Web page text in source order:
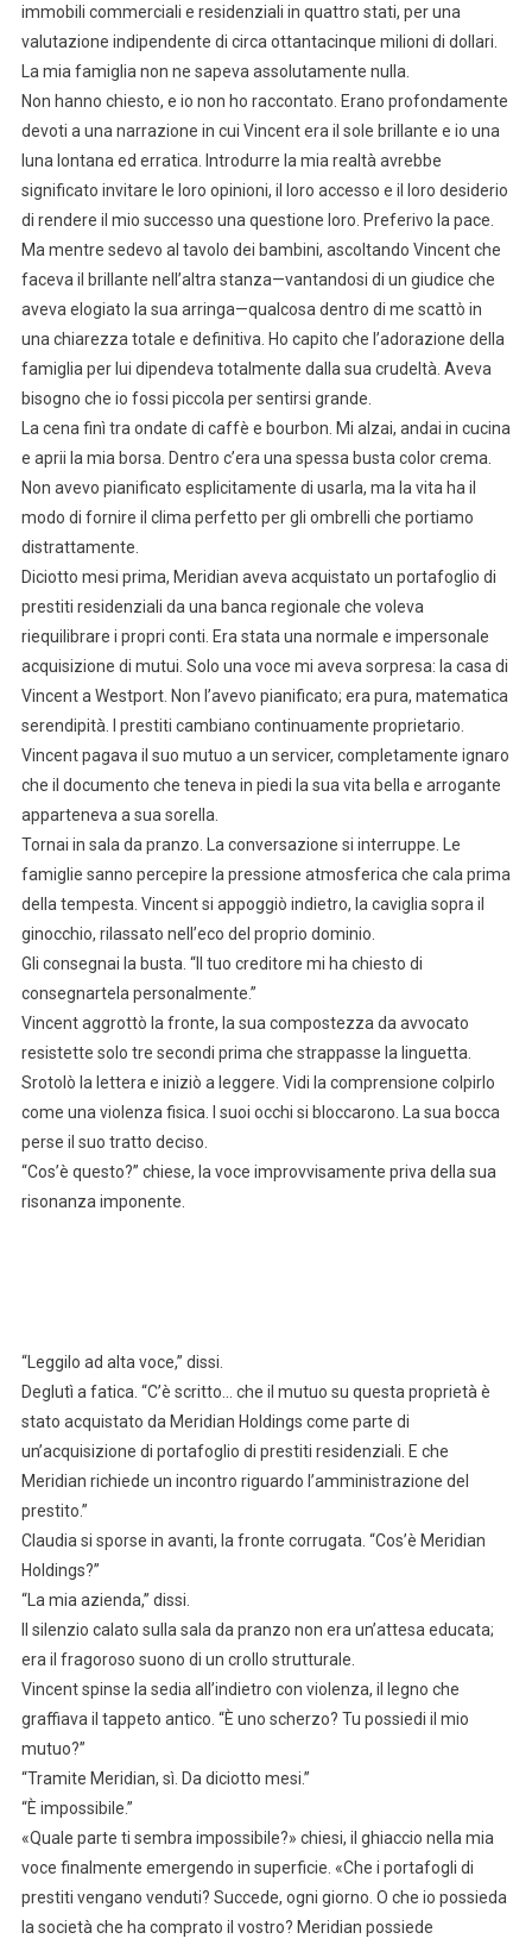
immobili commerciali e residenziali in quattro stati, per una
valutazione indipendente di circa ottantacinque milioni di dollari.
La mia famiglia non ne sapeva assolutamente nulla.
Non hanno chiesto, e io non ho raccontato. Erano profondamente
devoti a una narrazione in cui Vincent era il sole brillante e io una
luna lontana ed erratica. Introdurre la mia realtà avrebbe
significato invitare le loro opinioni, il loro accesso e il loro desiderio
di rendere il mio successo una questione loro. Preferivo la pace.
Ma mentre sedevo al tavolo dei bambini, ascoltando Vincent che
faceva il brillante nell’altra stanza—vantandosi di un giudice che
aveva elogiato la sua arringa—qualcosa dentro di me scattò in
una chiarezza totale e definitiva. Ho capito che l’adorazione della
famiglia per lui dipendeva totalmente dalla sua crudeltà. Aveva
bisogno che io fossi piccola per sentirsi grande.
La cena finì tra ondate di caffè e bourbon. Mi alzai, andai in cucina
e aprii la mia borsa. Dentro c’era una spessa busta color crema.
Non avevo pianificato esplicitamente di usarla, ma la vita ha il
modo di fornire il clima perfetto per gli ombrelli che portiamo
distrattamente.
Diciotto mesi prima, Meridian aveva acquistato un portafoglio di
prestiti residenziali da una banca regionale che voleva
riequilibrare i propri conti. Era stata una normale e impersonale
acquisizione di mutui. Solo una voce mi aveva sorpresa: la casa di
Vincent a Westport. Non l’avevo pianificato; era pura, matematica
serendipità. I prestiti cambiano continuamente proprietario.
Vincent pagava il suo mutuo a un servicer, completamente ignaro
che il documento che teneva in piedi la sua vita bella e arrogante
apparteneva a sua sorella.
Tornai in sala da pranzo. La conversazione si interruppe. Le
famiglie sanno percepire la pressione atmosferica che cala prima
della tempesta. Vincent si appoggiò indietro, la caviglia sopra il
ginocchio, rilassato nell’eco del proprio dominio.
Gli consegnai la busta. “Il tuo creditore mi ha chiesto di
consegnartela personalmente.”
Vincent aggrottò la fronte, la sua compostezza da avvocato
resistette solo tre secondi prima che strappasse la linguetta.
Srotolò la lettera e iniziò a leggere. Vidi la comprensione colpirlo
come una violenza fisica. I suoi occhi si bloccarono. La sua bocca
perse il suo tratto deciso.
“Cos’è questo?” chiese, la voce improvvisamente priva della sua
risonanza imponente.
“Leggilo ad alta voce,” dissi.
Deglutì a fatica. “C’è scritto… che il mutuo su questa proprietà è
stato acquistato da Meridian Holdings come parte di
un’acquisizione di portafoglio di prestiti residenziali. E che
Meridian richiede un incontro riguardo l’amministrazione del
prestito.”
Claudia si sporse in avanti, la fronte corrugata. “Cos’è Meridian
Holdings?”
“La mia azienda,” dissi.
Il silenzio calato sulla sala da pranzo non era un’attesa educata;
era il fragoroso suono di un crollo strutturale.
Vincent spinse la sedia all’indietro con violenza, il legno che
graffiava il tappeto antico. “È uno scherzo? Tu possiedi il mio
mutuo?”
“Tramite Meridian, sì. Da diciotto mesi.”
“È impossibile.”
«Quale parte ti sembra impossibile?» chiesi, il ghiaccio nella mia
voce finalmente emergendo in superficie. «Che i portafogli di
prestiti vengano venduti? Succede, ogni giorno. O che io possieda
la società che ha comprato il vostro? Meridian possiede